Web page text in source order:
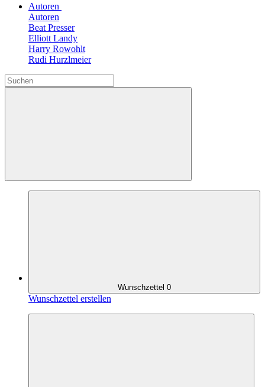
Autoren
Autoren
Beat Presser
Elliott Landy
Harry Rowohlt
Rudi Hurzlmeier
Wunschzettel 0
Wunschzettel erstellen